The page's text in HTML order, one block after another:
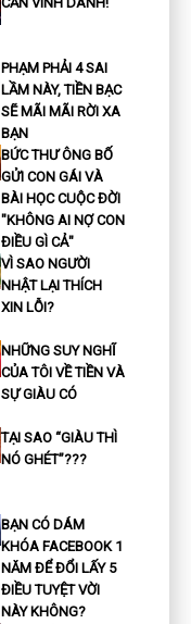
PHẠM PHẢI 4 SAI
LẦM NÀY, TIỀN BẠC
SẼ MÃI MÃI RỜI XA
BẠN
BỨC THƯ ÔNG BỐ
GỬI CON GÁI VÀ
BÀI HỌC CUỘC ĐỜI
"KHÔNG AI NỢ CON
ĐIỀU GÌ CẢ"
VÌ SAO NGƯỜI
NHẬT LẠI THÍCH
XIN LỖI?
NHỮNG SUY NGHĨ
CỦA TÔI VỀ TIỀN VÀ
SỰ GIÀU CÓ
TẠI SAO “GIÀU THÌ
NÓ GHÉT”???
BẠN CÓ DÁM
KHÓA FACEBOOK 1
NĂM ĐỂ ĐỔI LẤY 5
ĐIỀU TUYỆT VỜI
NÀY KHÔNG?